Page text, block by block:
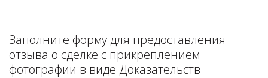
Заполните форму для предоставления
отзыва о сделке с прикреплением
фотографии в виде Доказательств